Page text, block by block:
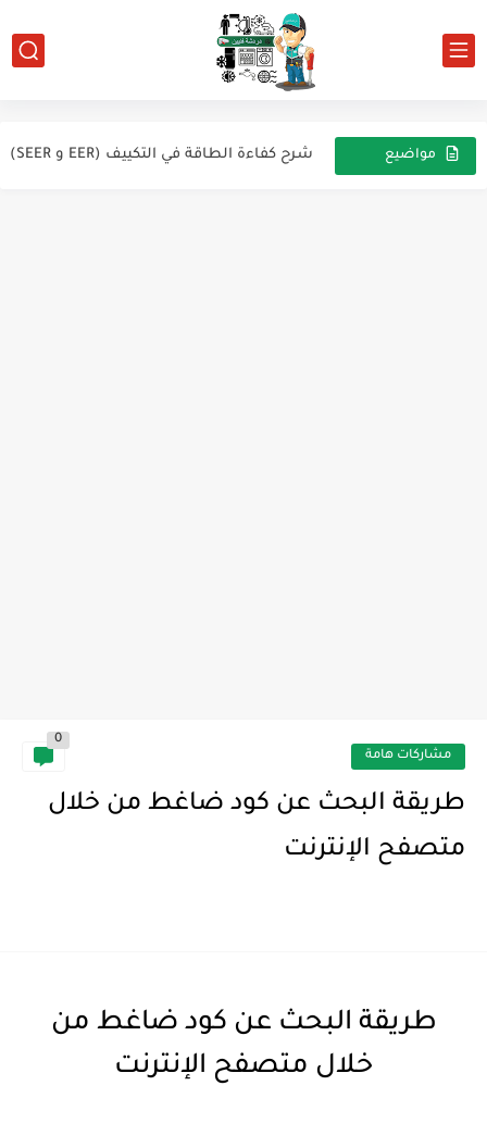
مواضيع شرح كفاءة الطاقة في التكييف (EER و SEER)
مشاركات هامة
0
طريقة البحث عن كود ضاغط من خلال
متصفح الإنترنت
طريقة البحث عن كود ضاغط من
خلال متصفح الإنترنت